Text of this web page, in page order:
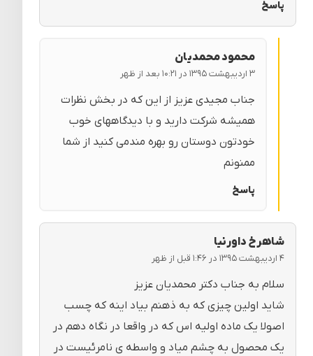
پاسخ
محمود محمدیان
۳ اردیبهشت ۱۳۹۵ در ۱۰:۲۱ بعد از ظهر
جناب مجیدی عزیز از این که در بخش نظرات
همیشه شرکت دارید و با دیدگاههای خوب
خودتون دوستان رو بهره مندمی کنید از شما
ممنونم
پاسخ
شاهرخ داورنیا
۴ اردیبهشت ۱۳۹۵ در ۱:۴۶ قبل از ظهر
سلام به جناب دکتر محمدیان عزیز
شاید اولین چیزی که به ذهنم بیاد اینه که چسب
اصولا یک ماده اولیه اس که در واقعا در نگاه دهم در
یک محصول به چشم میاد و واسطه ی نامرئیست در